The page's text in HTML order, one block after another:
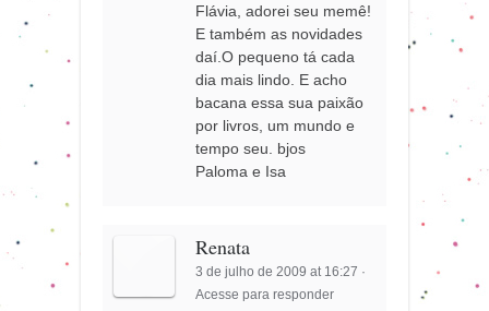
Flávia, adorei seu memê!
E também as novidades
daí.O pequeno tá cada
dia mais lindo. E acho
bacana essa sua paixão
por livros, um mundo e
tempo seu. bjos
Paloma e Isa
Renata
3 de julho de 2009 at 16:27 ·
Acesse para responder